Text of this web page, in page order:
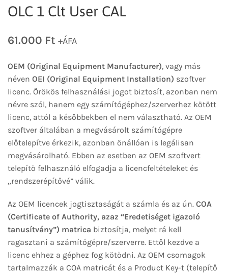
OLC 1 Clt User CAL
61.000 Ft +ÁFA
OEM (Original Equipment Manufacturer), vagy más
néven OEI (Original Equipment Installation) szoftver
licenc. Örökös felhasználási jogot biztosít, azonban nem
névre szól, hanem egy számítógéphez/szerverhez kötött
licenc, attól a későbbekben el nem választható. Az OEM
szoftver általában a megvásárolt számítógépre
előtelepítve érkezik, azonban önállóan is legálisan
megvásárolható. Ebben az esetben az OEM szoftvert
telepítő felhasználó elfogadja a licencfeltételeket és
„rendszerépítővé” válik.
Az OEM licencek jogtisztaságát a számla és az ún. COA
(Certificate of Authority, azaz “Eredetiséget igazoló
tanusítvány”) matrica biztosítja, melyet rá kell
ragasztani a számítógépre/szerverre. Ettől kezdve a
licenc ehhez a géphez fog kötődni. Az OEM csomagok
tartalmazzák a COA matricát és a Product Key-t (telepítő